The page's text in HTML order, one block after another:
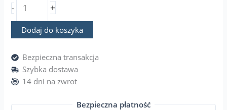
- +
Dodaj do koszyka
Bezpieczna transakcja
Szybka dostawa
14 dni na zwrot
Bezpieczna płatność